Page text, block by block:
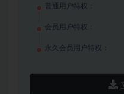
普通用户特权：
会员用户特权：
永久会员用户特权：